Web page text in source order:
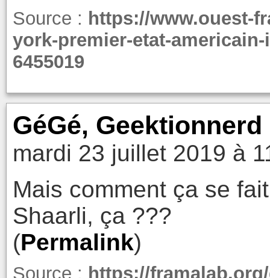
Source : https://www.ouest-
york-premier-etat-
6455019
GéGé,
mardi 23 juillet 2019 à
Mais comment ça se
Shaarli, ça ???
(Permalink)
Source : https://